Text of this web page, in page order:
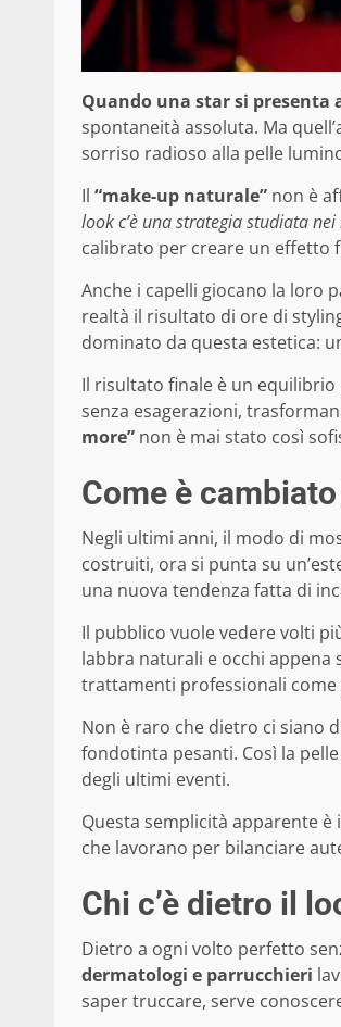
Quando una star si presenta
spontaneità assoluta. Ma
sorriso radioso alla pelle
Il “make-up naturale” non è
look c’è una strategia studiata
calibrato per creare un effetto
Anche i capelli giocano la loro
realtà il risultato di ore di
dominato da questa estetica:
Il risultato finale è un
senza esagerazioni,
more” non è mai stato così
Come è
Negli ultimi anni, il modo di
costruiti, ora si punta su
una nuova tendenza fatta di
Il pubblico vuole vedere volti
labbra naturali e occhi
trattamenti professionali
Non è raro che dietro ci siano
fondotinta pesanti. Così la
degli ultimi eventi.
Questa semplicità apparente
che lavorano per bilanciare
Chi c’è dietro il
Dietro a ogni volto perfetto
dermatologi e parrucchieri
saper truccare, serve